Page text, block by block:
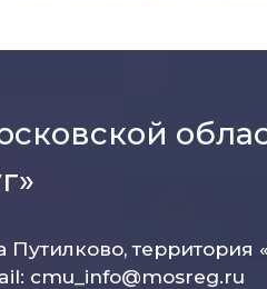
Путилково,
cmu_info@mosreg.ru